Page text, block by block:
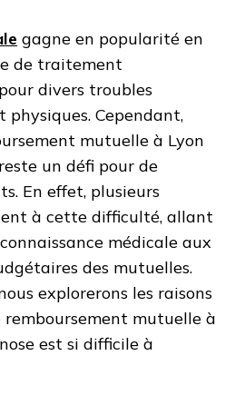
gagne en popularité en
de traitement
divers troubles
physiques. Cependant,
mutuelle à Lyon
un défi pour de
En effet, plusieurs
à cette difficulté, allant
médicale aux
des mutuelles.
explorerons les raisons
remboursement mutuelle à
est si difficile à